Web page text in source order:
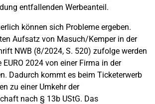
entfallenden Werbeanteil.
können sich Probleme ergeben.
Aufsatz von Masuch/Kemper in der
NWB (8/2024, S. 520) zufolge werden
2024 von einer Firma in der
Dadurch kommt es beim Ticketerwerb
zu einer Umkehr der
nach § 13b UStG. Das